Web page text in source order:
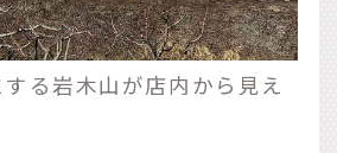
る岩木山が店内から見え